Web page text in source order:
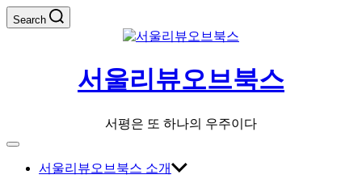
Skip
to
Search
서울리뷰오브북스
서평은 또 하나의 우주이다
Off
Canvas서울리뷰오브북스 소개